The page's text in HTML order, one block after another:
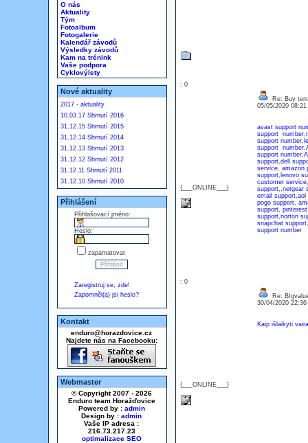
O nás
Aktuality
Tým
Fotoalbum
Fotogalerie
Kalendář závodů
Výsledky závodů
Kam na trénink
Vaše podpora
Cyklovýlety
Nové aktuality
2017 - aktuality
10.03.17 Shrnutí 2016
31.12.15 Shrnutí 2015
31.12.14 Shrnutí 2014
31.12.13 Shrnutí 2013
31.12.12 Shrnutí 2012
31.12.11 Shrnutí 2011
31.12.10 Shrnutí 2010
Přihlášení
Přihlašovací jméno:
Heslo:
zapamatovat
Zaregistruj se, zde!
Zapomněl(a) jsi heslo?
Kontakt
enduro@horazdovice.cz
Najdete nás na Facebooku:
Webmaster
© Copyright 2007 - 2026
Enduro team Horažďovice
Powered by : admin
Design by :admin
Vaše IP adresa :
216.73.217.23
optimalizace SEO
: 0
{___ONLINE___}
Re: Buy
05/05/2020
avast support
support number,
support number,
support number,
support number,
support,dell
service,amazon
support, lenovo
customer service
support,,netgear
email support,aol
pogo support,
support,
support,norton
snapchat support
support number
: 0
{___ONLINE___}
Re:
30/04/2020
Kaip išlaikyti